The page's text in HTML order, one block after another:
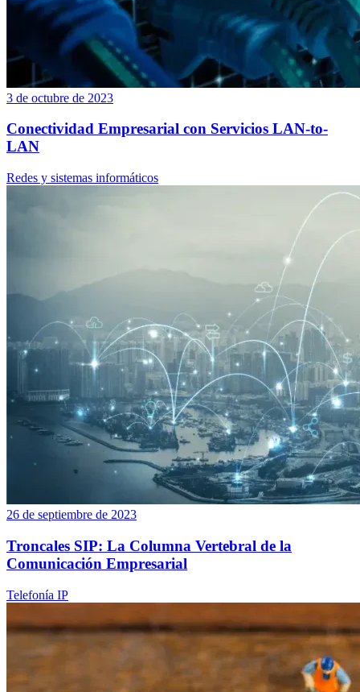
3 de octubre de 2023
Conectividad Empresarial con Servicios LAN-to-
LAN
Redes y sistemas informáticos
26 de septiembre de 2023
Troncales SIP: La Columna Vertebral de la
Comunicación Empresarial
Telefonía IP